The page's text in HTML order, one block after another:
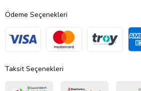
Ödeme Seçenekleri
Taksit Seçenekleri